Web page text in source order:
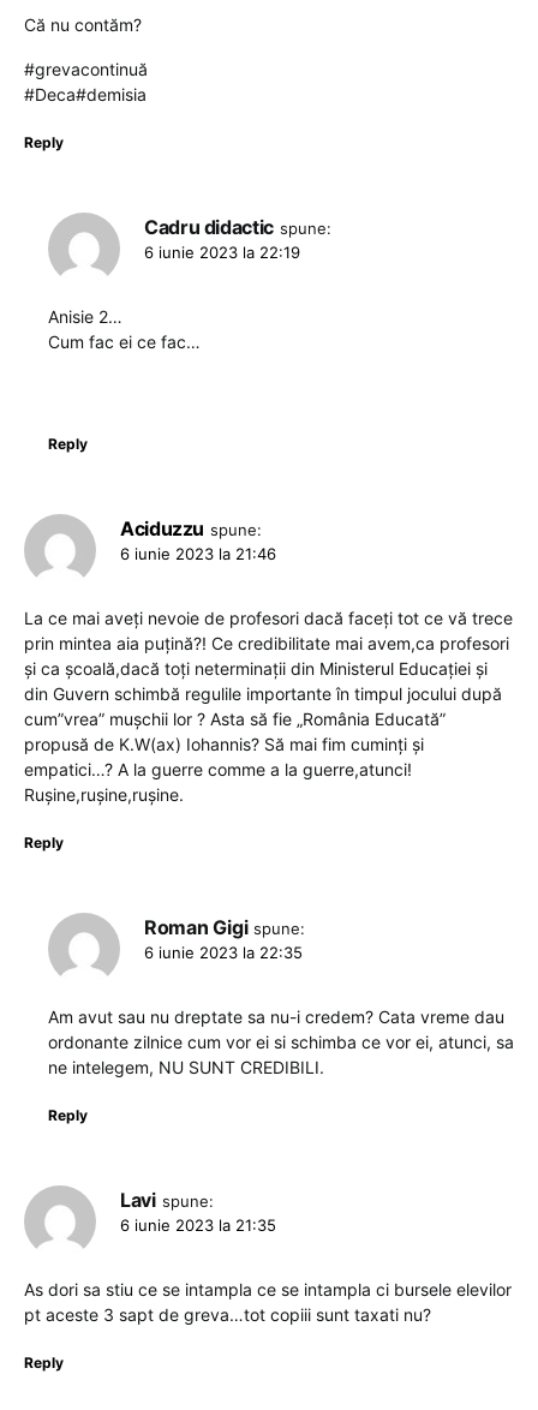
Că nu contăm?
#grevacontinuă
#Deca#demisia
Reply
Cadru didactic spune:
6 iunie 2023 la 22:19
Anisie 2…
Cum fac ei ce fac…
Reply
Aciduzzu spune:
6 iunie 2023 la 21:46
La ce mai aveți nevoie de profesori dacă faceți tot ce vă trece
prin mintea aia puțină?! Ce credibilitate mai avem,ca profesori
și ca școală,dacă toți neterminații din Ministerul Educației și
din Guvern schimbă regulile importante în timpul jocului după
cum”vrea” mușchii lor ? Asta să fie „România Educată”
propusă de K.W(ax) Iohannis? Să mai fim cuminți și
empatici…? A la guerre comme a la guerre,atunci!
Rușine,rușine,rușine.
Reply
Roman Gigi spune:
6 iunie 2023 la 22:35
Am avut sau nu dreptate sa nu-i credem? Cata vreme dau
ordonante zilnice cum vor ei si schimba ce vor ei, atunci, sa
ne intelegem, NU SUNT CREDIBILI.
Reply
Lavi spune:
6 iunie 2023 la 21:35
As dori sa stiu ce se intampla ce se intampla ci bursele elevilor
pt aceste 3 sapt de greva…tot copiii sunt taxati nu?
Reply